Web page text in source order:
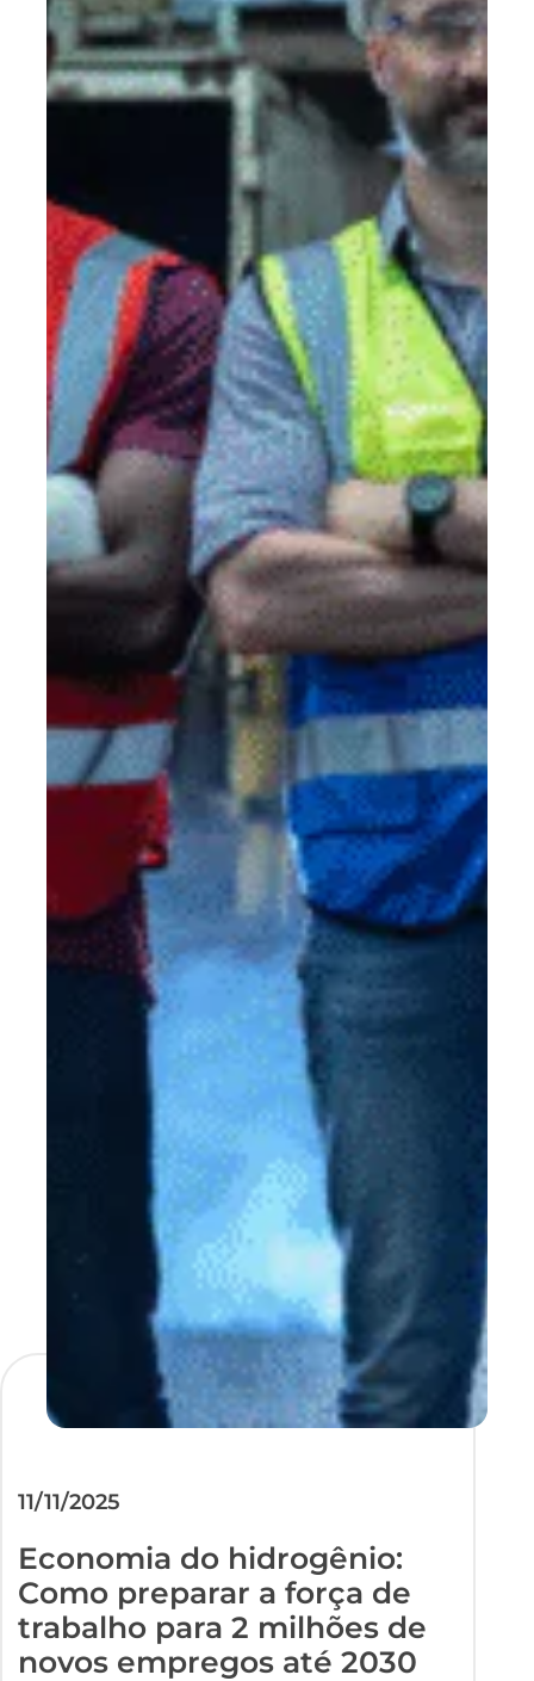
11/11/2025
Economia do hidrogênio:
Como preparar a força de
trabalho para 2 milhões de
novos empregos até 2030